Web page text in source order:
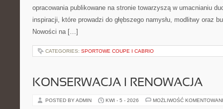
opracowania publikowane na stronie towarzyszą w umacnianiu
inspiracji, które prowadzi do głębszego namysłu, modlitwy oraz
Nowości na […]
CATEGORIES: SPORTOWE COUPE I CABRIO
KONSERWACJA I RENOWACJA
POSTED BY ADMIN KWI - 5 - 2026 MOŻLIWOŚĆ